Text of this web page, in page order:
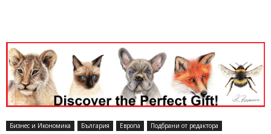
Бизнес и Икономика България Европа Подбрани от редактора